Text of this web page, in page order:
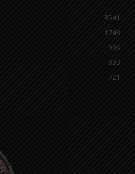
3541
1743
996
893
721